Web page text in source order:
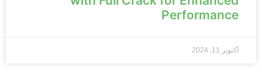
Performance
أكتوبر 11, 2024